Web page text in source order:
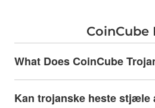
CoinCube
What Does CoinCube
Kan trojanske heste stjæle